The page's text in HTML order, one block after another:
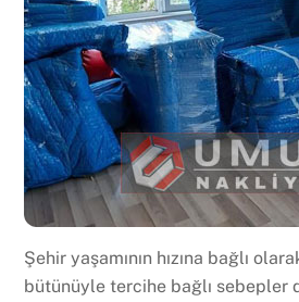
Şehir yaşamının hızına bağlı
bütünüyle tercihe bağlı sebepler